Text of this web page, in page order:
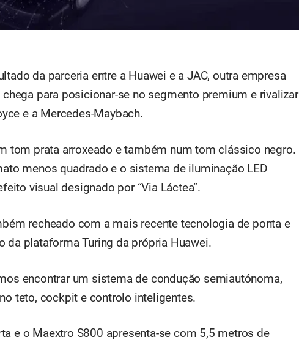
da parceria entre a Huawei e a JAC, outra empresa
para posicionar-se no segmento premium e rivalizar
e a Mercedes-Maybach.
tom prata arroxeado e também num tom clássico negro.
menos quadrado e o sistema de iluminação LED
visual designado por “Via Láctea”.
recheado com a mais recente tecnologia de ponta e
da plataforma Turing da própria Huawei.
encontrar um sistema de condução semiautónoma,
teto, cockpit e controlo inteligentes.
e o Maextro S800 apresenta-se com 5,5 metros de